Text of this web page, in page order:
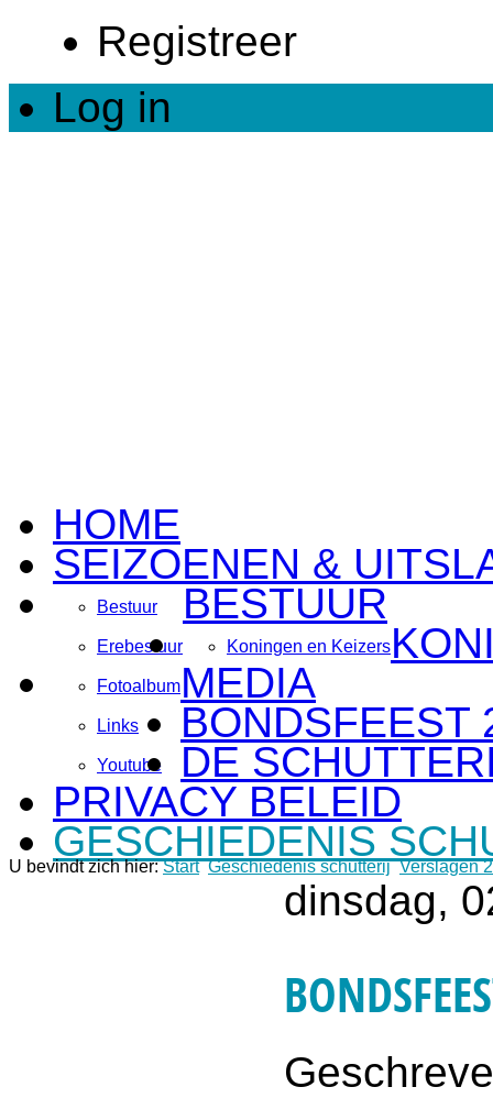
Registreer
Log in
HOME
SEIZOENEN &
BESTUUR
Bestuur
Erebestuur Koningen en Keizers
MEDIA
Fotoalbum
Links
Youtube
BONDSFEEST
DE
PRIVACY BELEID
GESCHIEDENIS
U bevindt zich hier:Start Geschiedenis schutterij Verslagen
dinsdag,